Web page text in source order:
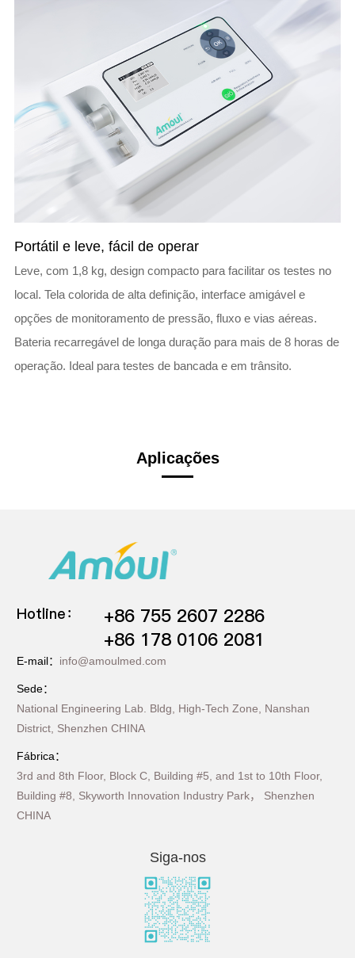
Portátil e leve, fácil de operar
Leve, com 1,8 kg, design compacto para facilitar os testes no
local. Tela colorida de alta definição, interface amigável e
opções de monitoramento de pressão, fluxo e vias aéreas.
Bateria recarregável de longa duração para mais de 8 horas de
operação. Ideal para testes de bancada e em trânsito.
Aplicações
Hotline：
+86 755 2607 2286
+86 178 0106 2081
E-mail： info@amoulmed.com
Sede：
National Engineering Lab. Bldg, High-Tech Zone, Nanshan
District, Shenzhen CHINA
Fábrica：
3rd and 8th Floor, Block C, Building #5, and 1st to 10th Floor,
Building #8, Skyworth Innovation Industry Park， Shenzhen
CHINA
Siga-nos